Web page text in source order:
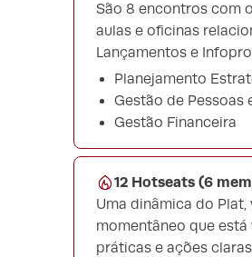
São 8 encontros com
aulas e oficinas
Lançamentos e
Planejamento
Gestão de Pessoas
Gestão Financeira
12 Hotseats (6
Uma dinâmica do
momentâneo que
práticas e ações